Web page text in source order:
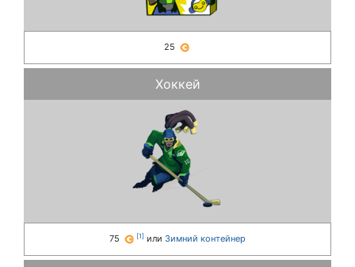
25
Хоккей
75 [1] или Зимний контейнер